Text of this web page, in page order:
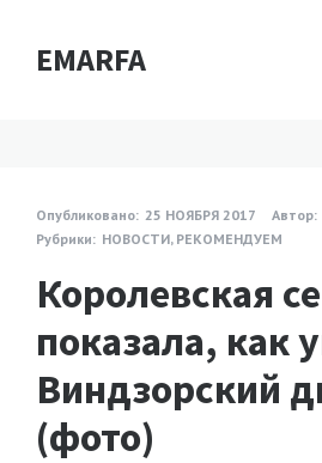
EMARFA
Опубликовано: 25 НОЯБРЯ 2017 Автор:
Рубрики: НОВОСТИ, РЕКОМЕНДУЕМ
Королевская
показала, как
Виндзорский
(фото)